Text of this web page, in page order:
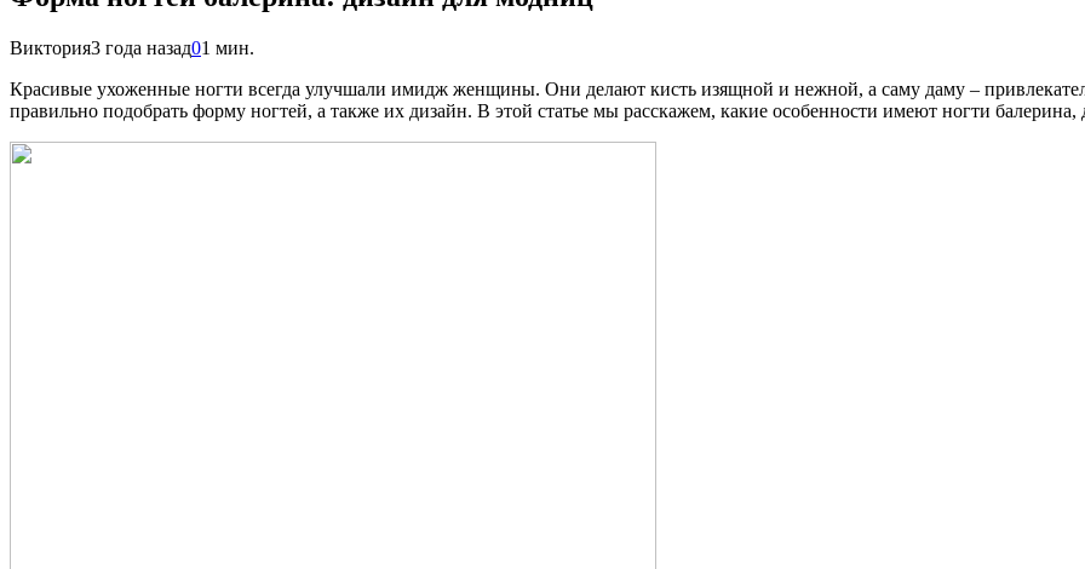
Виктория3 года назад01 мин.
Красивые ухоженные ногти всегда улучшали имидж женщины. Они делают кисть изящной и нежной, а саму даму –
правильно подобрать форму ногтей, а также их дизайн. В этой статье мы расскажем, какие особенности имеют ногти балерина,